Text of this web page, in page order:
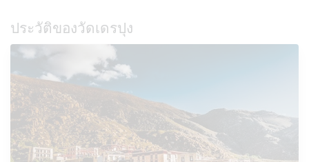
ประวัติของวัดเดรปุง